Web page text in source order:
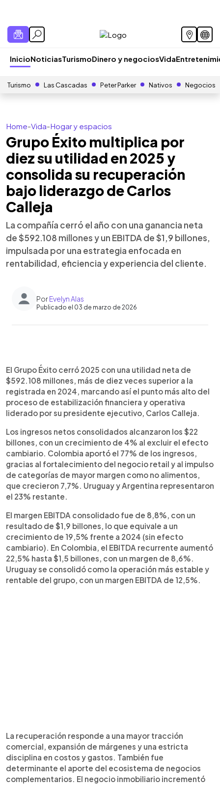
InicioNoticiasTurismoDinero y negociosVida
Turismo Las Cascadas Peter Parker Nativos Negocios
Home-Vida-Hogar y espacios
Grupo Éxito multiplica por
diez su utilidad en 2025 y
consolida su recuperación
bajo liderazgo de Carlos
Calleja
La compañía cerró el año con una ganancia neta
de $592.108 millones y un EBITDA de $1,9 billones,
impulsada por una estrategia enfocada en
rentabilidad, eficiencia y experiencia del cliente.
PorEvelyn Alas
Publicado el 03 de marzo de 2026
Escuchar artículo
El Grupo Éxito cerró 2025 con una utilidad neta de
$592.108 millones, más de diez veces superior a la
registrada en 2024, consolidando el proceso de
recuperación liderado por Carlos Calleja. Los
ingresos alcanzaron $22 billones y el EBITDA llegó
a $1,9 billones, con un margen de 8,8%. Colombia
aportó el 77% de los ingresos, impulsada por el
crecimiento en categorías de mayor margen. La
compañía destacó disciplina en costos,
fortalecimiento operativo y mayor eficiencia
financiera. Con una caja de $1,17 billones, el grupo
asegura haber sentado bases sólidas para un
crecimiento sostenible en 2026.
El Grupo Éxito cerró 2025 con una utilidad neta de
$592.108 millones, más de diez veces superior a la
registrada en 2024, marcando así el punto más alto del
proceso de estabilización financiera y operativa
liderado por su presidente ejecutivo, Carlos Calleja.
Los ingresos netos consolidados alcanzaron los $22
billones, con un crecimiento de 4% al excluir el efecto
cambiario. Colombia aportó el 77% de los ingresos,
gracias al fortalecimiento del negocio retail y al impulso
de categorías de mayor margen como no alimentos,
que crecieron 7,7%. Uruguay y Argentina representaron
el 23% restante.
El margen EBITDA consolidado fue de 8,8%, con un
resultado de $1,9 billones, lo que equivale a un
crecimiento de 19,5% frente a 2024 (sin efecto
cambiario). En Colombia, el EBITDA recurrente aumentó
22,5% hasta $1,5 billones, con un margen de 8,6%.
Uruguay se consolidó como la operación más estable y
rentable del grupo, con un margen EBITDA de 12,5%.
La recuperación responde a una mayor tracción
comercial, expansión de márgenes y una estricta
disciplina en costos y gastos. También fue
determinante el aporte del ecosistema de negocios
complementarios. El negocio inmobiliario incrementó